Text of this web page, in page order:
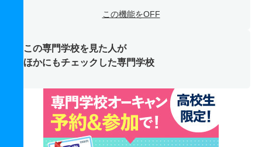
この機能をOFF
この専門学校を見た人が
ほかにもチェックした専門学校